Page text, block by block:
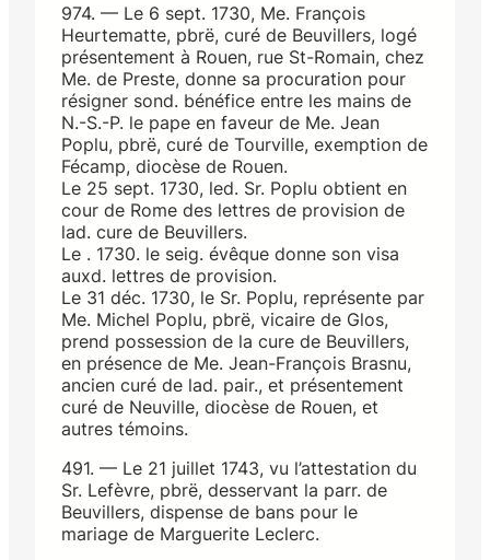
974. — Le 6 sept. 1730, Me. François
Heurtematte, pbrë, curé de Beuvillers, logé
présentement à Rouen, rue St-Romain, chez
Me. de Preste, donne sa procuration pour
résigner sond. bénéfice entre les mains de
N.-S.-P. le pape en faveur de Me. Jean
Poplu, pbrë, curé de Tourville, exemption de
Fécamp, diocèse de Rouen.
Le 25 sept. 1730, led. Sr. Poplu obtient en
cour de Rome des lettres de provision de
lad. cure de Beuvillers.
Le . 1730. le seig. évêque donne son visa
auxd. lettres de provision.
Le 31 déc. 1730, le Sr. Poplu, représente par
Me. Michel Poplu, pbrë, vicaire de Glos,
prend possession de la cure de Beuvillers,
en présence de Me. Jean-François Brasnu,
ancien curé de lad. pair., et présentement
curé de Neuville, diocèse de Rouen, et
autres témoins.
491. — Le 21 juillet 1743, vu l’attestation du
Sr. Lefèvre, pbrë, desservant la parr. de
Beuvillers, dispense de bans pour le
mariage de Marguerite Leclerc.